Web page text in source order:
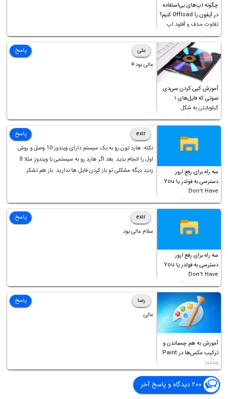
چگونه اپ‌های بی‌استفاده
در آیفون را Offload کنیم؟
تفاوت حذف و آفلود اپ
چیست؟
آموزش کپی کردن سی‌دی
صوتی که فایل‌های ۱
کیلوبایتی به شکل
شورت‌کات در آن موجود
است!
علی
عالی بود⚘
پاسخ
سه راه برای رفع ارور
دسترسی به فولدر یا You
Don’t Have
Permission to
Access this folder
exir
نکته: هارد تون رو به یک سیستم دارای ویندوز 10 وصل و روش
اول را انجام بدید. بعد اگر هارد رو به سیستمی با ویندوز مثلا 8
زدید دیگه مشکلی تو باز کردن فایل ها ندارید. باز هم تشکر
پاسخ
سه راه برای رفع ارور
دسترسی به فولدر یا You
Don’t Have
Permission to
Access this folder
exir
سلام عالی بود.
پاسخ
آموزش به هم چسباندن و
ترکیب عکس‌ها در Paint
ویندوز
رضا
عالی
پاسخ
۲۰۰ دیدگاه و پاسخ آخر